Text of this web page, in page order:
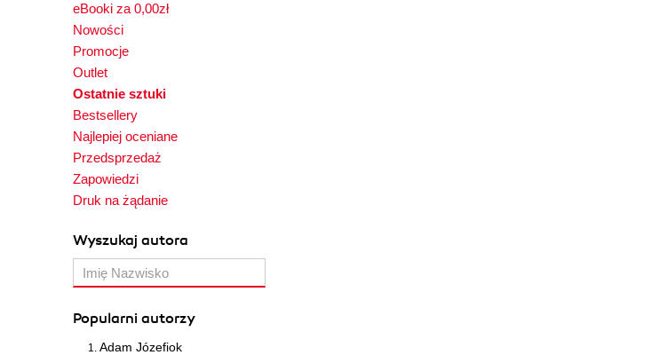
eBooki za 0,00zł
Nowości
Promocje
Outlet
Ostatnie sztuki
Bestsellery
Najlepiej oceniane
Przedsprzedaż
Zapowiedzi
Druk na żądanie
Wyszukaj autora
Popularni autorzy
Adam Józefiok